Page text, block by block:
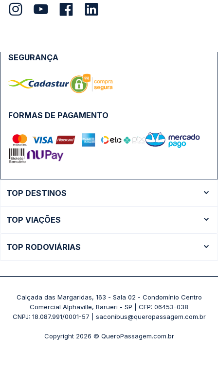
FORMAS DE PAGAMENTO
SEGURANÇA
TOP DESTINOS
Ônibus São Paulo
TOP VIAÇÕES
Passagens Pássaro Marron
+ Viações
TOP RODOVIÁRIAS
Rodoviária Belo Horizonte - Gov. Israel Pinheiro (Tergip)
Rodoviária Curitiba
+ Rodoviárias
Calçada das Margaridas, 163 - Sala 02 - Condomínio Centro
Comercial Alphaville, Barueri - SP | CEP: 06453-038
CNPJ: 18.087.991/0001-57 | saconibus@queropassagem.com.br
Copyright 2026 © QueroPassagem.com.br